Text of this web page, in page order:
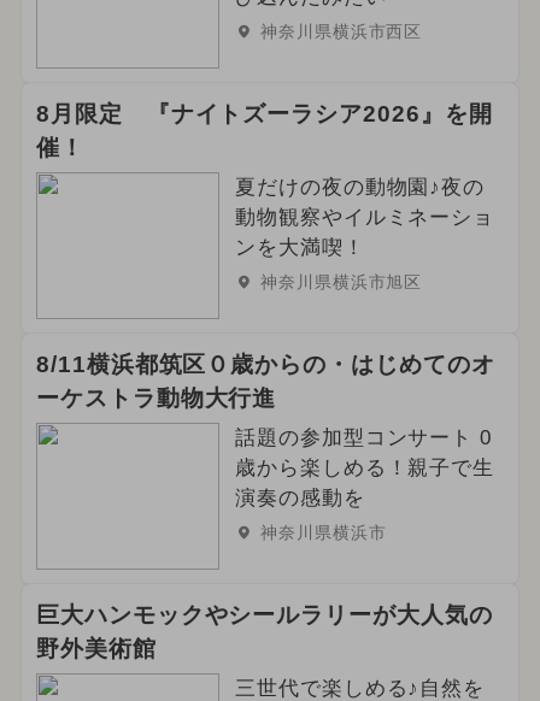
神奈川県横浜市西区
8月限定 『ナイトズーラシア2026』を開
催！
夏だけの夜の動物園♪夜の
動物観察やイルミネーショ
ンを大満喫！
神奈川県横浜市旭区
8/11横浜都筑区０歳からの・はじめてのオ
ーケストラ動物大行進
話題の参加型コンサート 0
歳から楽しめる！親子で生
演奏の感動を
神奈川県横浜市
巨大ハンモックやシールラリーが大人気の
野外美術館
三世代で楽しめる♪自然を